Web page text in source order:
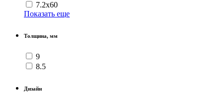
7.2x60
Показать еще
Толщина, мм
9
8.5
Дизайн